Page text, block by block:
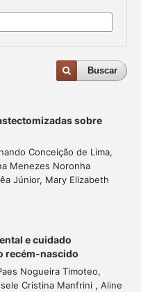
Buscar
sobre
Conceição de Lima,
Menezes Noronha
Júnior, Mary Elizabeth
e cuidado
recém-nascido
Nogueira Timoteo,
Cristina Manfrini , Aline